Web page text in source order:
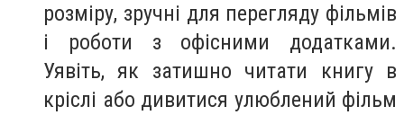
розміру, зручні для перегляду фільмів
і роботи з офісними додатками.
Уявіть, як затишно читати книгу в
кріслі або дивитися улюблений фільм